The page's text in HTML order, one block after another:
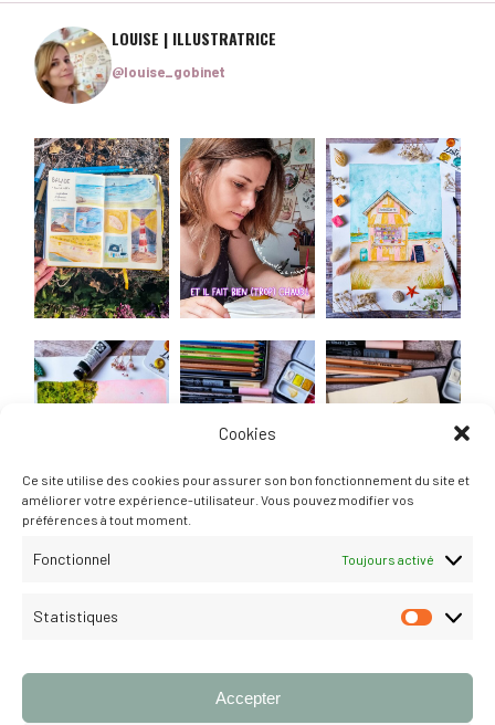
Cookies
Ce site utilise des cookies pour assurer son bon fonctionnement du site et
améliorer votre expérience-utilisateur. Vous pouvez modifier vos
préférences à tout moment.
Fonctionnel Toujours activé
Statistiques
Accepter
LOUISE | ILLUSTRATRICE
@louise_gobinet